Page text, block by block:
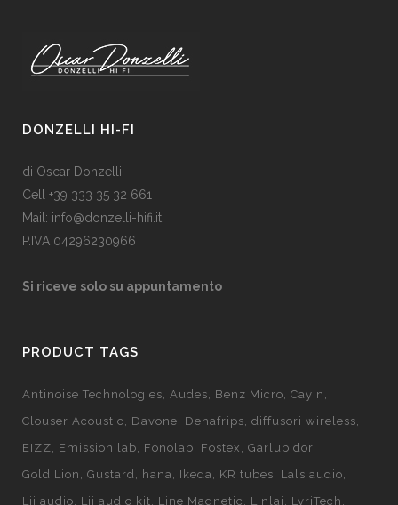
DONZELLI HI-FI
di Oscar Donzelli
Cell +39 333 35 32 661
Mail: info@donzelli-hifi.it
P.IVA 04296230966
Si riceve solo su appuntamento
PRODUCT TAGS
Antinoise Technologies Audes Benz Micro Cayin
Clouser Acoustic
Davone Denafrips diffusori wireless
EIZZ
Emission lab Fonolab Fostex
Garlubidor
Gold Lion
Gustard hana Ikeda KR tubes
Lals audio
Lii audio
Lii audio kit Line Magnetic Linlai LyriTech